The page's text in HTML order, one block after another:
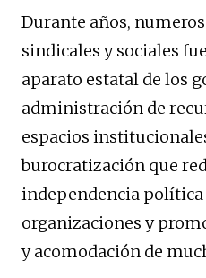
Durante años,
sindicales y sociales
aparato estatal de los
administración de
espacios
burocratización que
independencia política
organizaciones y
y acomodación de